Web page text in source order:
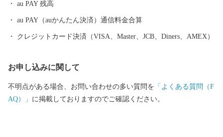
障がい者の皆様に正式に委託しております。 もしかすると、きち
んと梱包されているか心配される方もいるかもしれません。もち
ろん様々な障がいにより苦手な作業もありますが、皆さんの高い
ているんだ」と誇りを持っています。手を抜くことはありませ
au PAY 残高
au PAY（auかんたん決済）通信料金合算
クレジットカード決済（VISA、Master、JCB、Diners、AMEX）
お申し込みに関して
不明点がある場合、お問い合わせの多い質問を 「よくある質問（F
AQ）」 に掲載しておりますのでご確認ください。